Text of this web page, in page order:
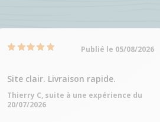
Publié le 05/08/2026
Site clair. Livraison rapide.
Thierry C, suite à une expérience du
20/07/2026